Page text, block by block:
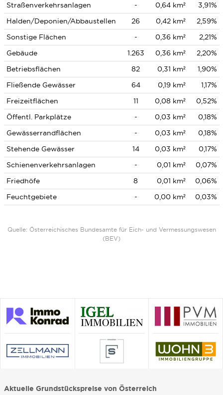
Straßenverkehrsanlagen - 0,64 km²
3,91%
Halden/Deponien/Abbaustellen
26 0,42 km²
2,59%
Sonstige Flächen
- 0,36 km²
2,21%
Gebäude
1.263 0,36 km²
2,20%
Betriebsflächen
82 0,31 km²
1,90%
Fließende Gewässer
64 0,19 km²
1,17%
Freizeitflächen
11 0,08 km²
0,52%
Öffentl. Parkplätze
- 0,03 km²
0,18%
Gewässerrandflächen
- 0,03 km²
0,18%
Stehende Gewässer
14 0,03 km²
0,17%
Schienenverkehrsanlagen
- 0,01 km²
0,07%
Friedhöfe
8 0,01 km²
0,06%
Feuchtgebiete
- 0,00 km² 0,03%
Quelle: Österreichisches Bundesamte für Eich- und Vermessungswesen
(BEV)
Aktuelle Grundstückspreise von Österreich